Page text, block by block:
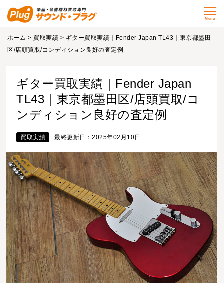
Menu
ホーム > 買取実績 > ギター買取実績｜Fender Japan TL43｜東京都墨田
区/店頭買取/コンディション良好の査定例
ギター買取実績｜Fender Japan
TL43｜東京都墨田区/店頭買取/コ
ンディション良好の査定例
買取実績 最終更新日：2025年02月10日